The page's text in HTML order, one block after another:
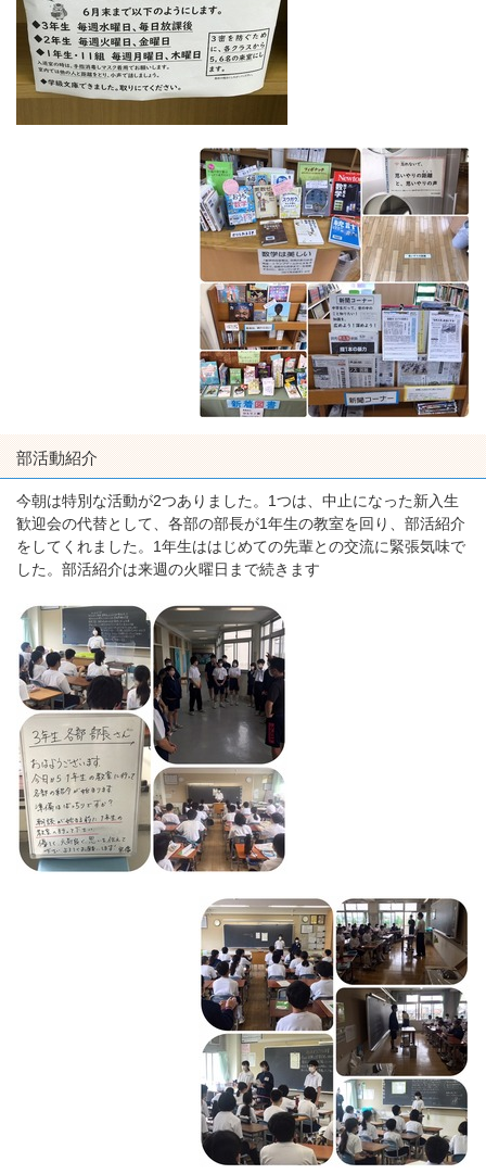
部活動紹介
今朝は特別な活動が2つありました。1つは、中止になった新入生
歓迎会の代替として、各部の部長が1年生の教室を回り、部活紹介
をしてくれました。1年生ははじめての先輩との交流に緊張気味で
した。部活紹介は来週の火曜日まで続きます